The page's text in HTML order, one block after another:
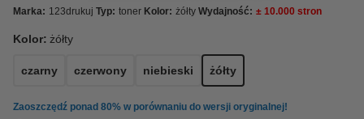
Marka: 123drukuj Typ: toner Kolor: żółty Wydajność: ± 10.000 stron
Kolor: żółty
czarny czerwony niebieski żółty
Zaoszczędź ponad 80% w porównaniu do wersji oryginalnej!